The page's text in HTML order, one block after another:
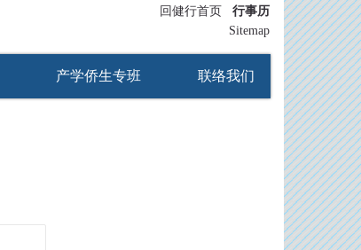
回健行首页
行事历
Sitemap
产学侨生专班 联络我们